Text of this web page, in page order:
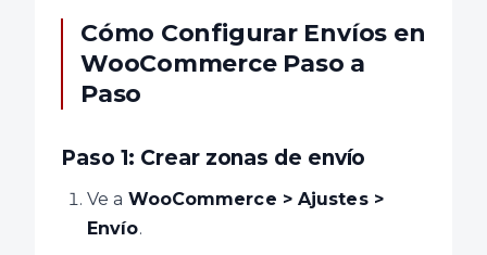
Cómo Configurar Envíos en
WooCommerce Paso a
Paso
Paso 1: Crear zonas de envío
Ve a WooCommerce > Ajustes >
Envío.